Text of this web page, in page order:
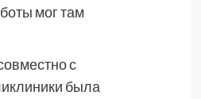
мог там
с
была